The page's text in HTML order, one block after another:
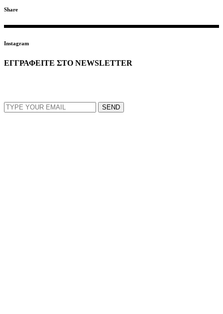
Share
Instagram
ΕΓΓΡΑΦΕΙΤΕ ΣΤΟ NEWSLETTER